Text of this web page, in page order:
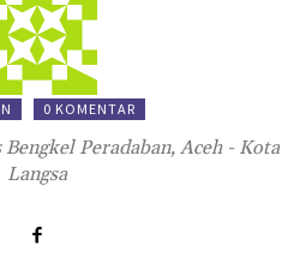
0 KOMENTAR
Peradaban, Aceh - Kota
Langsa